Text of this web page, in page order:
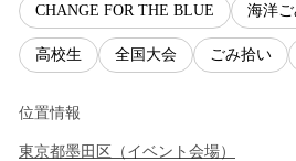
CHANGE FOR THE BLUE 海洋
高校生 全国大会 ごみ拾い
位置情報
東京都墨田区 （ イベント会場）